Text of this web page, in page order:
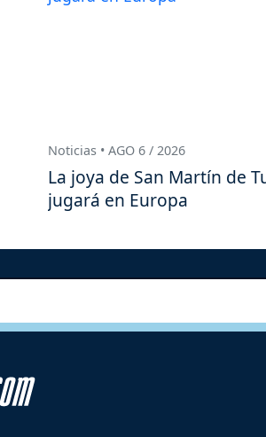
Noticias • AGO 6 / 2026
La joya de San Martín de
jugará en Europa